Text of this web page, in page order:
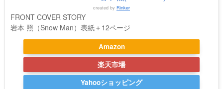
created by Rinker
FRONT COVER STORY
岩本 照（Snow Man）表紙＋12ページ
Amazon
楽天市場
Yahooショッピング